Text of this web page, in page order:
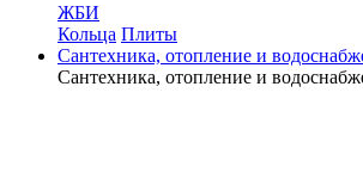
ЖБИ
Кольца Плиты
Сантехника, отопление и
Сантехника, отопление и